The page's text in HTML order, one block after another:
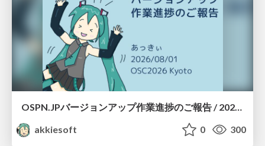
OSPN.JPバージョンアップ作業進捗のご報告 / 20260801-osc26kyoto
akkiesoft
0 300